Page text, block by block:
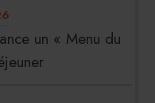
un « Menu du